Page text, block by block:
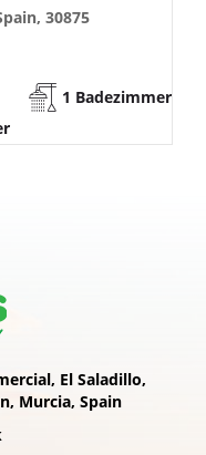
Spain, 30875
2
1
El Saladillo,
Murcia, Spain